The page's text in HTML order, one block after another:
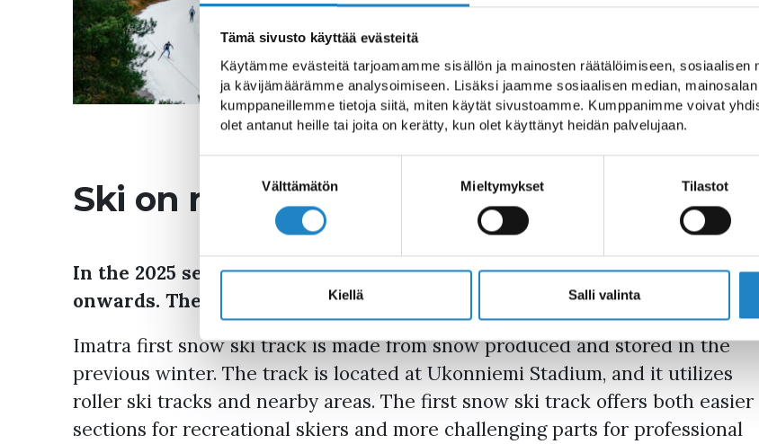
Tämä sivusto käyttää evästeitä
Käytämme evästeitä tarjoamamme sisällön ja mainosten räätälöimiseen, sosiaalisen
ja kävijämäärämme analysoimiseen. Lisäksi jaamme sosiaalisen median,
kumppaneillemme tietoja siitä, miten käytät sivustoamme. Kumppanimme voivat
olet antanut heille tai joita on kerätty, kun olet käyttänyt heidän palvelujaan.
Välttämätön Mieltymykset Tilastot
Kiellä Salli valinta
Ski on real snow from October onwards!
In the 2025 season, the First Snow Skiing Day will be held from 15.10.
onwards. The trail will be about 2 km long
Imatra first snow ski track is made from snow produced and stored in the
previous winter. The track is located at Ukonniemi Stadium, and it utilizes
roller ski tracks and nearby areas. The first snow ski track offers both easier
sections for recreational skiers and more challenging parts for professional